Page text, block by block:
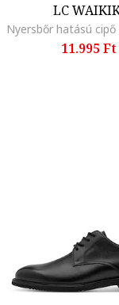
LC
11.995 Ft